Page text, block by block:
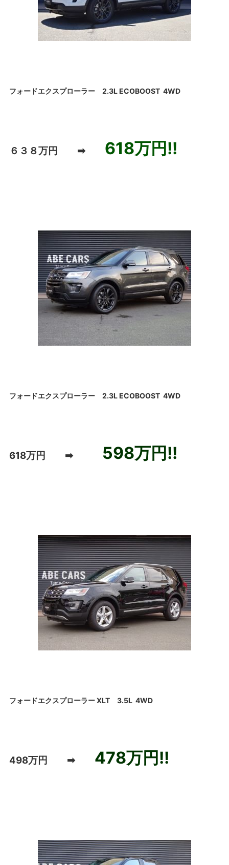
フォードエクスプローラー 2.3L ECOBOOST 4WD
６３８万円 ➡ 618万円!!
フォードエクスプローラー 2.3L ECOBOOST 4WD
618万円 ➡ 598万円!!
フォードエクスプローラー XLT 3.5L 4WD
498万円 ➡ 478万円!!